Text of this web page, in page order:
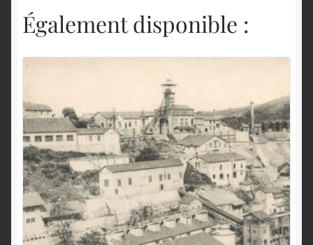
Également disponible :